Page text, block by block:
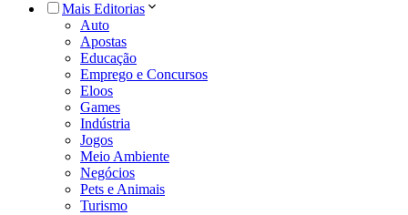
Mais Editorias
Auto
Apostas
Educação
Emprego e Concursos
Eloos
Games
Indústria
Jogos
Meio Ambiente
Negócios
Pets e Animais
Turismo